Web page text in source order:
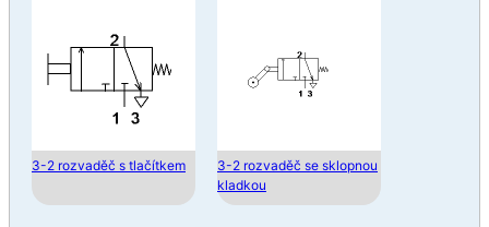
3-2 rozvaděč s tlačítkem
3-2 rozvaděč se sklopnou
kladkou